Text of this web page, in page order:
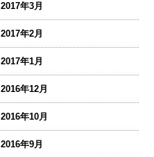
2017年3月
2017年2月
2017年1月
2016年12月
2016年10月
2016年9月